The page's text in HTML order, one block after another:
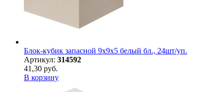
Блок-кубик запасной 9х9х5 белый бл., 24шт/уп.
Артикул: 314592
41,30 руб.
В корзину